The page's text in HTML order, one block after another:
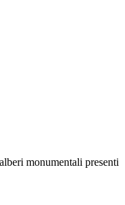
monumentali presenti